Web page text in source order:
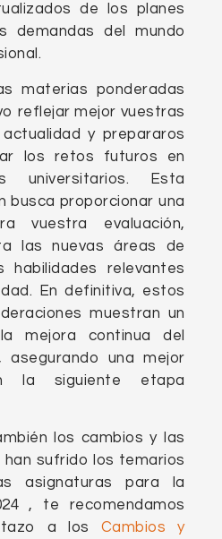
de los planes
demandas del mundo
materias ponderadas
reflejar mejor vuestras
y prepararos
los retos futuros en
universitarios. Esta
busca proporcionar una
vuestra evaluación,
las nuevas áreas de
habilidades relevantes
En definitiva, estos
muestran un
mejora continua del
asegurando una mejor
la siguiente etapa
los cambios y las
sufrido los temarios
asignaturas para la
, te recomendamos
a los Cambios y